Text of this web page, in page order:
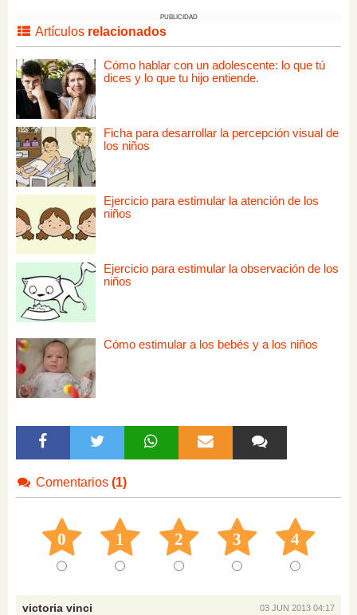
PUBLICIDAD
Artículos relacionados
Cómo hablar con un adolescente: lo que tú
dices y lo que tu hijo entiende.
Ficha para desarrollar la percepción visual de
los niños
Ejercicio para estimular la atención de los
niños
Ejercicio para estimular la observación de los
niños
Cómo estimular a los bebés y a los niños
Comentarios (1)
0 1 2 3 4
03 JUN 2013 04:17
victoria vinci